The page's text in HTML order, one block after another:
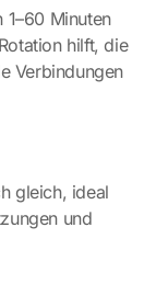
1–60 Minuten
hilft, die
Verbindungen
gleich, ideal
und